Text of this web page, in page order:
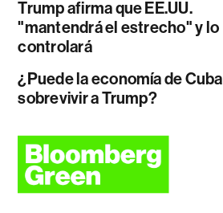
Trump afirma que EE.UU.
"mantendrá el estrecho" y lo
controlará
¿Puede la economía de Cuba
sobrevivir a Trump?